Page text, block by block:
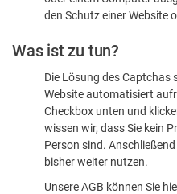
sind
den Schutz einer Website
Was ist zu tun?
Die Lösung des Captchas
Website automatisiert
Checkbox unten und
wissen wir, dass Sie kein
Person sind.
bisher weiter nutzen.
Unsere AGB können Sie